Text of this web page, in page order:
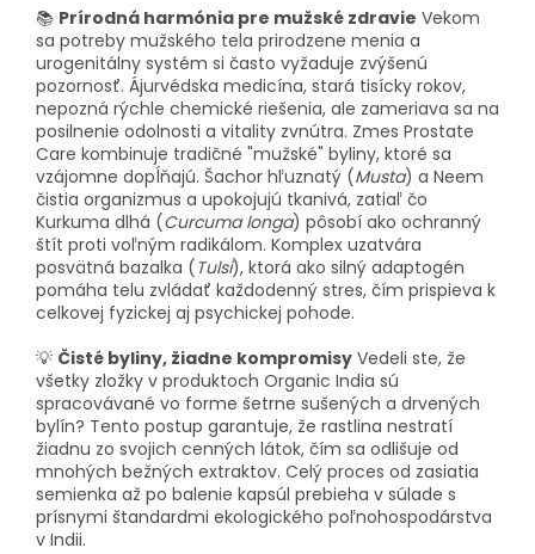
📚 Prírodná harmónia pre mužské zdravie Vekom
sa potreby mužského tela prirodzene menia a
urogenitálny systém si často vyžaduje zvýšenú
pozornosť. Ájurvédska medicína, stará tisícky rokov,
nepozná rýchle chemické riešenia, ale zameriava sa na
posilnenie odolnosti a vitality zvnútra. Zmes Prostate
Care kombinuje tradičné "mužské" byliny, ktoré sa
vzájomne dopĺňajú. Šachor hľuznatý (Musta) a Neem
čistia organizmus a upokojujú tkanivá, zatiaľ čo
Kurkuma dlhá (Curcuma longa) pôsobí ako ochranný
štít proti voľným radikálom. Komplex uzatvára
posvätná bazalka (Tulsi), ktorá ako silný adaptogén
pomáha telu zvládať každodenný stres, čím prispieva k
celkovej fyzickej aj psychickej pohode.
💡 Čisté byliny, žiadne kompromisy Vedeli ste, že
všetky zložky v produktoch Organic India sú
spracovávané vo forme šetrne sušených a drvených
bylín? Tento postup garantuje, že rastlina nestratí
žiadnu zo svojich cenných látok, čím sa odlišuje od
mnohých bežných extraktov. Celý proces od zasiatia
semienka až po balenie kapsúl prebieha v súlade s
prísnymi štandardmi ekologického poľnohospodárstva
v Indii.